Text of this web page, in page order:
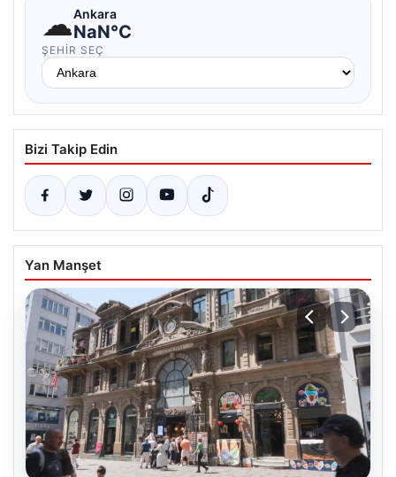
☁Ankara
NaN°C
ŞEHIR SEÇ
Bizi Takip Edin
Yan Manşet